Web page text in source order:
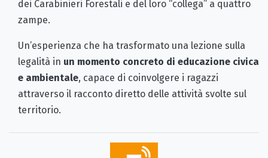
dei Carabinieri Forestali e del loro “collega” a quattro
zampe.
Un’esperienza che ha trasformato una lezione sulla
legalità in un momento concreto di educazione civica
e ambientale, capace di coinvolgere i ragazzi
attraverso il racconto diretto delle attività svolte sul
territorio.